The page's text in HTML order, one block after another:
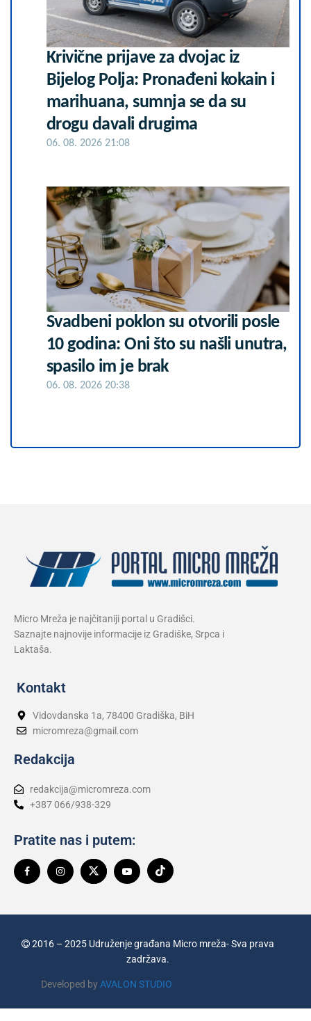
Krivične prijave za dvojac iz
Bijelog Polja: Pronađeni kokain i
marihuana, sumnja se da su
drogu davali drugima
06. 08. 2026 21:08
Svadbeni poklon su otvorili posle
10 godina: Oni što su našli unutra,
spasilo im je brak
06. 08. 2026 20:38
Micro Mreža je najčitaniji portal u Gradišci.
Saznajte najnovije informacije iz Gradiške, Srpca i
Laktaša.
Kontakt
Vidovdanska 1a, 78400 Gradiška, BiH
micromreza@gmail.com
Redakcija
redakcija@micromreza.com
+387 066/938-329
Pratite nas i putem:
2016 – 2025 Udruženje građana Micro mreža- Sva prava
zadržava.
Developed by AVALON STUDIO